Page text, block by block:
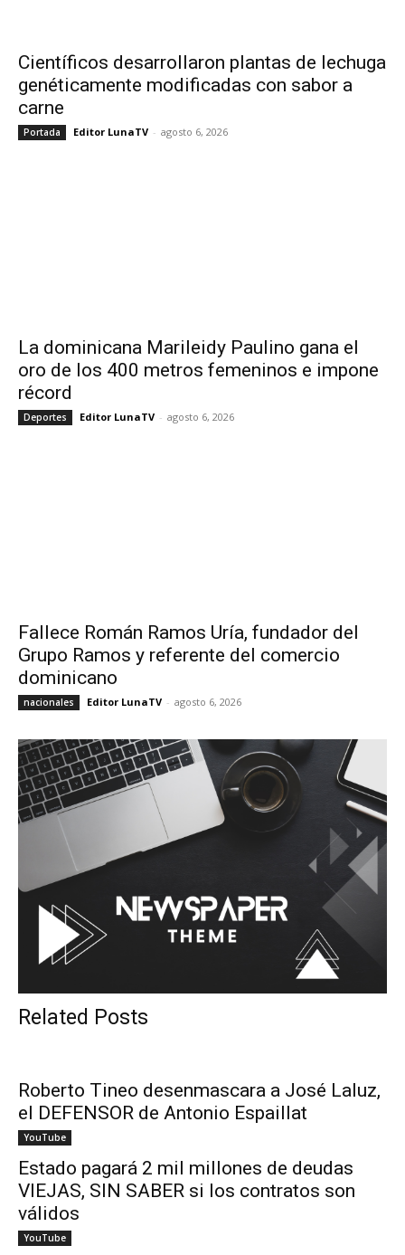
Científicos desarrollaron plantas de lechuga
genéticamente modificadas con sabor a
carne
Portada Editor LunaTV - agosto 6, 2026
La dominicana Marileidy Paulino gana el
oro de los 400 metros femeninos e impone
récord
Deportes Editor LunaTV - agosto 6, 2026
Fallece Román Ramos Uría, fundador del
Grupo Ramos y referente del comercio
dominicano
nacionales Editor LunaTV - agosto 6, 2026
Related Posts
Roberto Tineo desenmascara a José Laluz,
el DEFENSOR de Antonio Espaillat
YouTube
Estado pagará 2 mil millones de deudas
VIEJAS, SIN SABER si los contratos son
válidos
YouTube